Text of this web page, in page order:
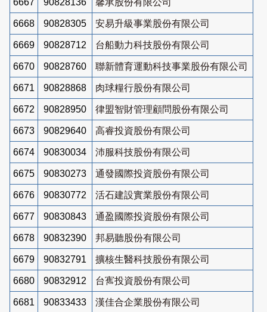
6668 90828305 安易升級事業股份有限公司
6669 90828712 台船動力科技股份有限公司
6670 90828760 聯新體育運動科技事業股份有限公司
6671 90828868 肉球糧行股份有限公司
6672 90828950 律盟智財管理顧問股份有限公司
6673 90829640 高睿投資股份有限公司
6674 90830034 沛服科技股份有限公司
6675 90830273 通發國際投資股份有限公司
6676 90830772 活石建設實業股份有限公司
6677 90830843 通盈國際投資股份有限公司
6678 90832390 邦易聽股份有限公司
6679 90832791 擴核生醫科技股份有限公司
6680 90832912 台寯投資股份有限公司
6681 90833433 漢佳合企業股份有限公司